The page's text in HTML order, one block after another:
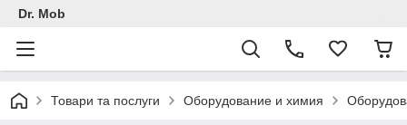
Dr. Mob
Товари та послуги Оборудование и химия